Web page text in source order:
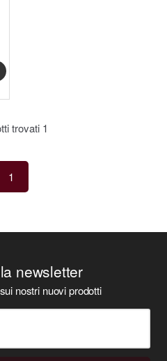
trovati 1
1
newsletter
nostri nuovi prodotti